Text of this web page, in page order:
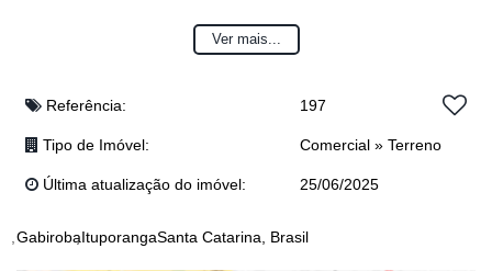
Não deixe essa oportunidade passar! Entre em contato agora e agende
(Obs: valor sujeito à alteração sem aviso prévio)
Ver mais...
Referência: 197
Tipo de Imóvel: Comercial » Terreno
Última atualização do imóvel: 25/06/2025
GabirobaItuporangaSanta Catarina, Brasil